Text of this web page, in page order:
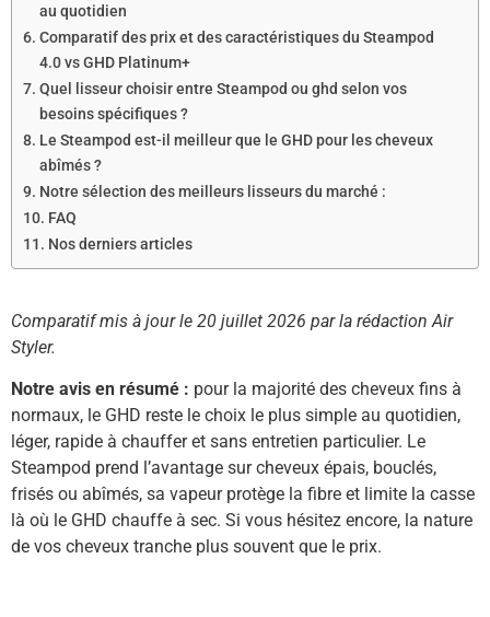
au quotidien
Comparatif des prix et des caractéristiques du Steampod
4.0 vs GHD Platinum+
Quel lisseur choisir entre Steampod ou ghd selon vos
besoins spécifiques ?
Le Steampod est-il meilleur que le GHD pour les cheveux
abîmés ?
Notre sélection des meilleurs lisseurs du marché :
FAQ
Nos derniers articles
Comparatif mis à jour le 20 juillet 2026 par la rédaction Air
Styler.
Notre avis en résumé : pour la majorité des cheveux fins à
normaux, le GHD reste le choix le plus simple au quotidien,
léger, rapide à chauffer et sans entretien particulier. Le
Steampod prend l’avantage sur cheveux épais, bouclés,
frisés ou abîmés, sa vapeur protège la fibre et limite la casse
là où le GHD chauffe à sec. Si vous hésitez encore, la nature
de vos cheveux tranche plus souvent que le prix.